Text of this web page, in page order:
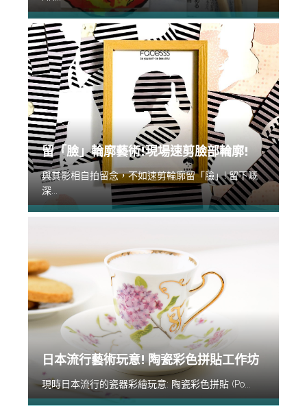
留「臉」輪廓藝術!現場速剪臉部輪廓!
與其影相自拍留念，不如速剪輪廓留「臉」! 留下嘅
深...
日本流行藝術玩意! 陶瓷彩色拼貼工作坊
現時日本流行的瓷器彩繪玩意: 陶瓷彩色拼貼 (Po...